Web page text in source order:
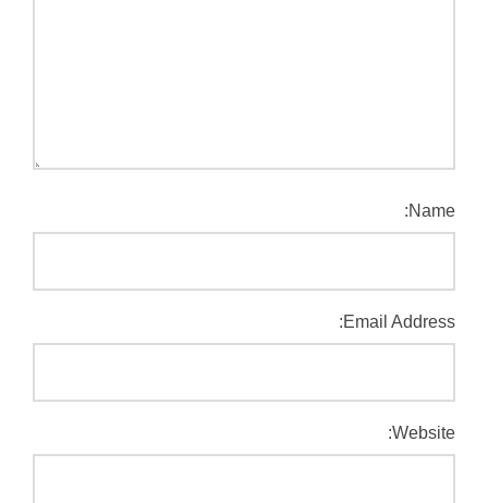
Name:
Email Address:
Website: